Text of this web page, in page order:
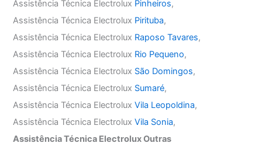
Assistência Técnica Electrolux Pinheiros,
Assistência Técnica Electrolux Pirituba,
Assistência Técnica Electrolux Raposo Tavares,
Assistência Técnica Electrolux Rio Pequeno,
Assistência Técnica Electrolux São Domingos,
Assistência Técnica Electrolux Sumaré,
Assistência Técnica ElectroluxVila Leopoldina,
Assistência Técnica ElectroluxVila Sonia,
Assistência Técnica Electrolux Outras